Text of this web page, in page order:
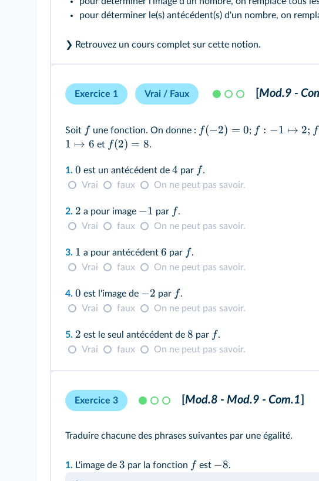
pour déterminer le(s) antécédent(s) d'un nombre, on
❯ Retrouvez un cours complet sur cette notion.
Exercice 1 Vrai / Faux Mod.9 -
Soit f une fonction. On donne : f(−2) = 0; f : −1 ↦ 2; f
1 ↦ 6 et f(2) = 8.
1. 0 est un antécédent de 4 par f.
Vrai
faux On ne peut pas savoir.
2. 2 a pour image −1 par f.
Vrai
faux On ne peut pas savoir.
3. 1 a pour antécédent 6 par f.
Vrai
faux On ne peut pas savoir.
4. 0 est l'image de −2 par f.
Vrai
faux On ne peut pas savoir.
5. 2 est le seul antécédent de 8 par f.
Vrai
faux On ne peut pas savoir.
Exercice 3 Mod.8 - Mod.9 - Com.1
Traduire chacune des phrases suivantes par une égalité.
1. L'image de 3 par la fonction f est −8.